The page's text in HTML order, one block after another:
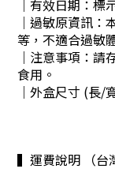
｜有效日期：
｜過敏原資訊
等，不適合過敏
｜注意事項：
食用。
｜外盒尺寸 (長
▍運費說明 （台